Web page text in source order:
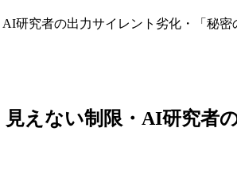
研究者の出力サイレント劣化・「秘密
えない制限・AI研究者